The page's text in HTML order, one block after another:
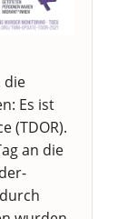
die
Es ist
(TDOR).
an die